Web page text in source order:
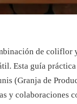
de coliflor
Esta guía
(Granja de
y colaboraciones